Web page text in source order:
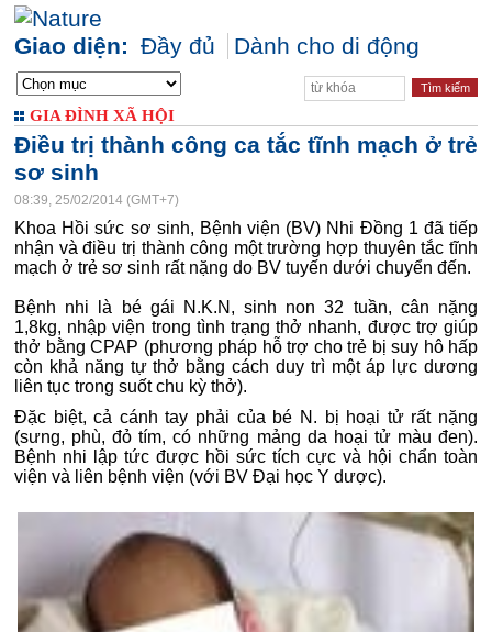
Giao diện: Đầy đủ Dành cho di động
GIA ĐÌNH XÃ HỘI
Điều trị thành công ca tắc tĩnh mạch ở trẻ
sơ sinh
08:39, 25/02/2014 (GMT+7)
Khoa Hồi sức sơ sinh, Bệnh viện (BV) Nhi Đồng 1 đã tiếp
nhận và điều trị thành công một trường hợp thuyên tắc tĩnh
mạch ở trẻ sơ sinh rất nặng do BV tuyến dưới chuyển đến.
Bệnh nhi là bé gái N.K.N, sinh non 32 tuần, cân nặng
1,8kg, nhập viện trong tình trạng thở nhanh, được trợ giúp
thở bằng CPAP (phương pháp hỗ trợ cho trẻ bị suy hô hấp
còn khả năng tự thở bằng cách duy trì một áp lực dương
liên tục trong suốt chu kỳ thở).
Đặc biệt, cả cánh tay phải của bé N. bị hoại tử rất nặng
(sưng, phù, đỏ tím, có những mảng da hoại tử màu đen).
Bệnh nhi lập tức được hồi sức tích cực và hội chẩn toàn
viện và liên bệnh viện (với BV Đại học Y dược).